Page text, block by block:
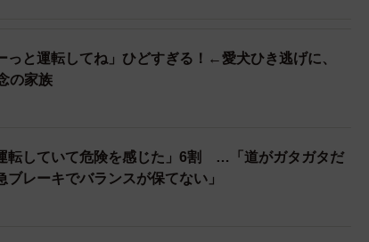
っと運転してね」ひどすぎる！←愛犬ひき逃げに、
の家族
転していて危険を感じた」6割 …「道がガタガタだ
レーキでバランスが保てない」